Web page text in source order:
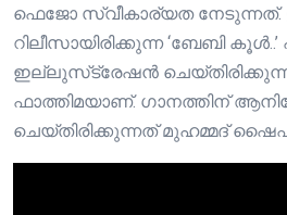
ഫെജോ സ്വീകാര്യത നേടുന്നത്.
റിലീസായിരിക്കുന്ന ‘ബേബി
ഇല്ലുസ്‌ട്രേഷൻ
ഫാത്തിമയാണ്. ഗാനത്തിന്
ചെയ്തിരിക്കുന്നത് മുഹമ്മദ്‌